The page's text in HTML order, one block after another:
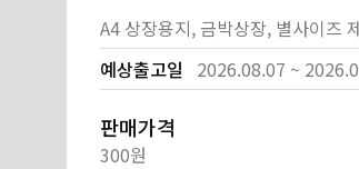
A4 상장용지, 금박상장, 별사이즈
예상출고일
2026.08.07 ~
판매가격
300원